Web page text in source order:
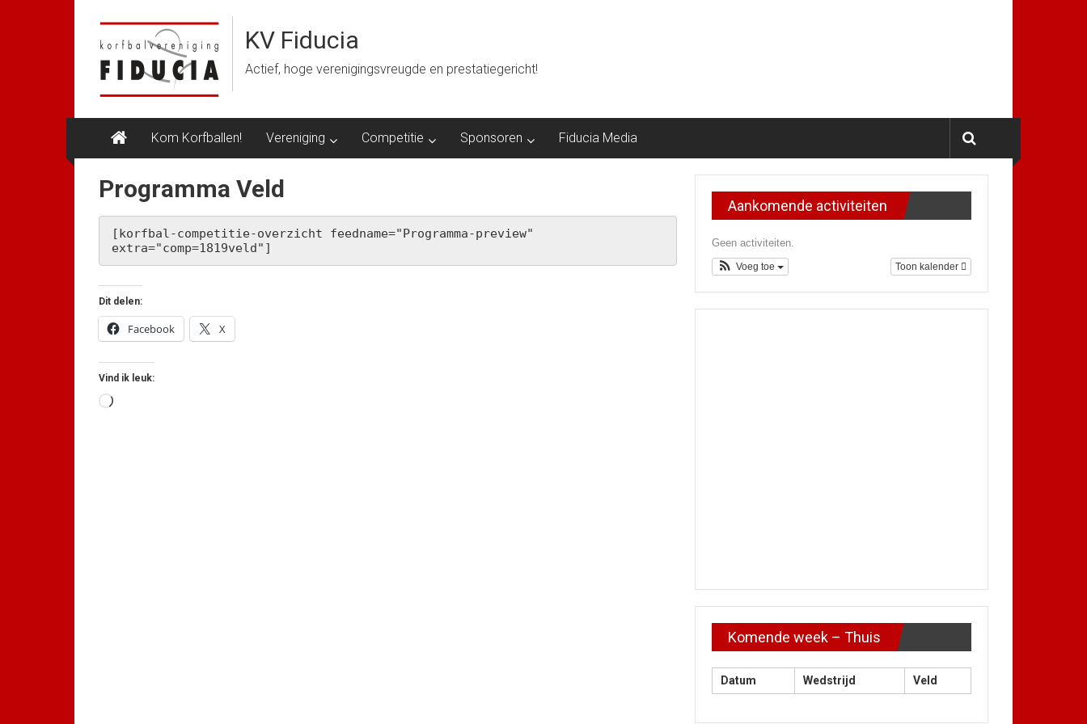
inhoud
KV Fiducia
Actief, hoge verenigingsvreugde en prestatiegericht!
Kom Korfballen! Vereniging Competitie Sponsoren Fiducia Media
Programma Veld
[korfbal-competitie-overzicht feedname="Programma-preview"
extra="comp=1819veld"]
Dit delen:
Facebook X
Vind ik leuk:
Aan
Aankomende activiteiten
Geen activiteiten.
Toon kalender
Voeg toe
Komende week – Thuis
Datum Wedstrijd Veld